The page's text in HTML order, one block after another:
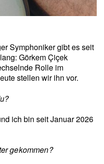
Symphoniker gibt es seit
Görkem Çiçek
Rolle im
stellen wir ihn vor.
ich bin seit Januar 2026
gekommen?